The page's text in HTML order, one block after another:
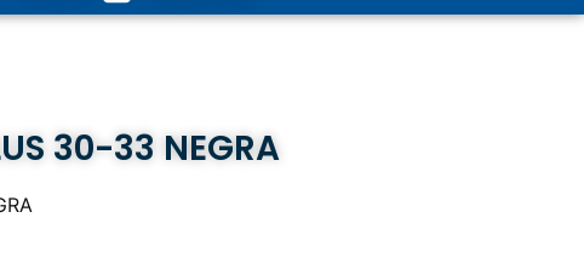
30-33 NEGRA